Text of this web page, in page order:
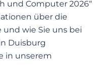
und Computer 2026“
über die
wie Sie uns bei
Duisburg
in unserem